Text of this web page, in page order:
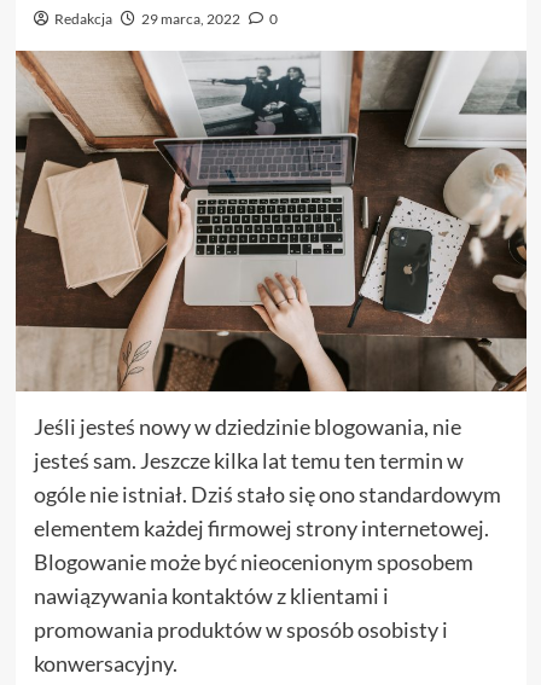
Redakcja 29 marca, 2022 0
Jeśli jesteś nowy w dziedzinie blogowania, nie
jesteś sam. Jeszcze kilka lat temu ten termin w
ogóle nie istniał. Dziś stało się ono standardowym
elementem każdej firmowej strony internetowej.
Blogowanie może być nieocenionym sposobem
nawiązywania kontaktów z klientami i
promowania produktów w sposób osobisty i
konwersacyjny.